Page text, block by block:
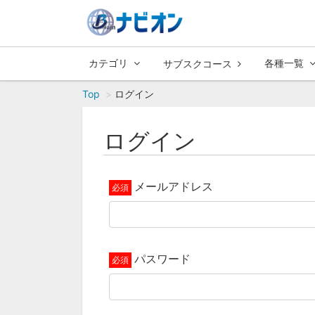
カテゴリ サブスクコース 各種一覧
Top ログイン
ログイン
メールアドレス
パスワード